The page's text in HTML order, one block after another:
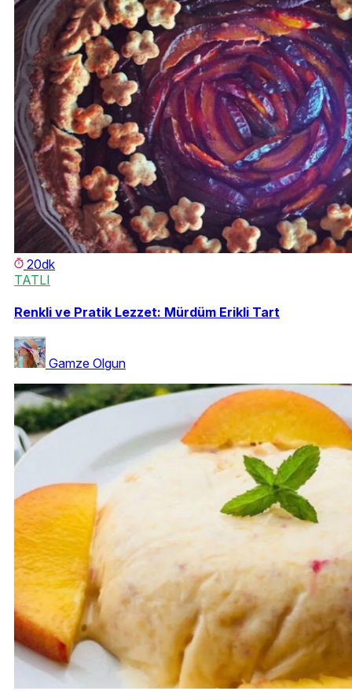
20dk
TATLI
Renkli ve Pratik Lezzet: Mürdüm Erikli Tart
Gamze Olgun